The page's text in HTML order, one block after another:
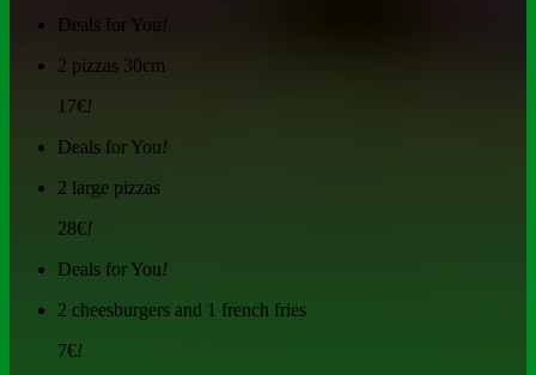
Deals for You!
2 pizzas 30cm
17€!
Deals for You!
2 large pizzas
28€!
Deals for You!
2 cheesburgers and 1 french fries
7€!